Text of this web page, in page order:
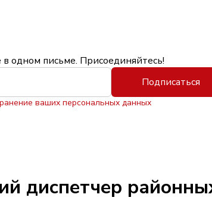
одном письме. Присоединяйтесь!
Подписаться
ваших персональных данных
диспетчер